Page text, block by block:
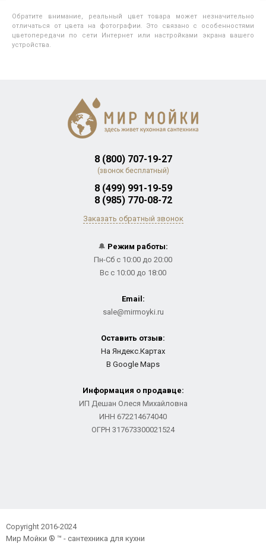
Обратите внимание, реальный цвет товара может незначительно
отличаться от цвета на фотографии. Это связано с особенностями
цветопередачи по сети Интернет или настройками экрана вашего
устройства.
8 (800) 707-19-27
(звонок бесплатный)
8 (499) 991-19-59
8 (985) 770-08-72
Заказать обратный звонок
🔔 Режим работы:
Пн-Сб с 10:00 до 20:00
Вс с 10:00 до 18:00
Email:
sale@mirmoyki.ru
Оставить отзыв:
На Яндекс.Картах
В Google Maps
Информация о продавце:
ИП Дешан Олеся Михайловна
ИНН 672214674040
ОГРН 317673300021524
Copyright 2016-2024
Мир Мойки ® ™ - сантехника для кухни